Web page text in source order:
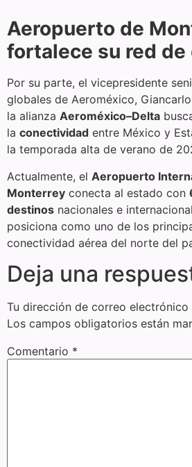
Aeropuerto de
fortalece su red
Por su parte, el vicepresidente
globales de Aeroméxico,
la alianza Aeroméxico–Delta
la conectividad entre México y
la temporada alta de verano de
Actualmente, el Aeropuerto
Monterrey conecta al estado con
destinos nacionales e
posiciona como uno de los
conectividad aérea del norte del
Deja una
Tu dirección de correo electrónico
Los campos obligatorios están
Comentario *